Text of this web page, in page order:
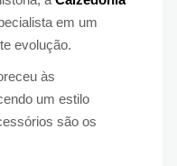
em um
evolução.
às
um estilo
são os